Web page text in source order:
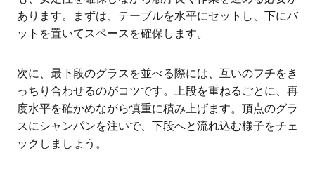
あります。まずは、テーブルを水平にセットし、下にバ
ットを置いてスペースを確保します。
次に、最下段のグラスを並べる際には、互いのフチをき
っちり合わせるのがコツです。上段を重ねるごとに、再
度水平を確かめながら慎重に積み上げます。頂点のグラ
スにシャンパンを注いで、下段へと流れ込む様子をチェ
ックしましょう。